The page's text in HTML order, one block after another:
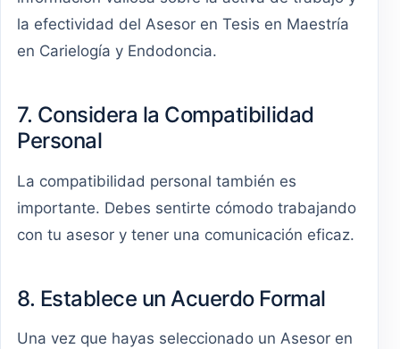
la efectividad del Asesor en Tesis en Maestría
en Carielogía y Endodoncia.
7. Considera la Compatibilidad
Personal
La compatibilidad personal también es
importante. Debes sentirte cómodo trabajando
con tu asesor y tener una comunicación eficaz.
8. Establece un Acuerdo Formal
Una vez que hayas seleccionado un Asesor en